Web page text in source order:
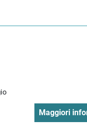
Maggiori